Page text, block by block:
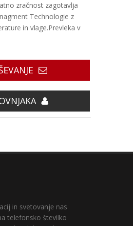
zračnost zagotavlja
Technologie z
in vlage.Prevleka v
in svetovanje nas
telefonsko številko